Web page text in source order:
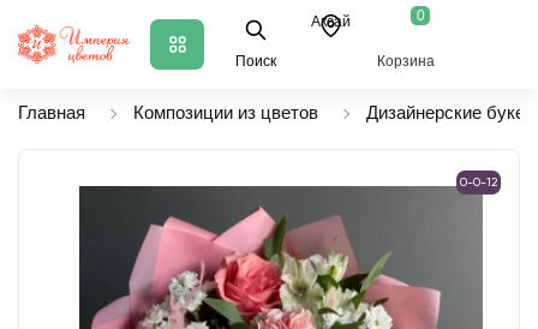
Поиск
Аксай 0
Корзина
Главная Композиции из цветов Дизайнерские
0-0-12